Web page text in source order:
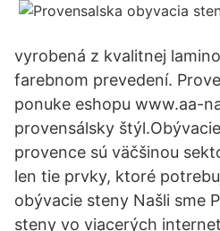
vyrobená z kvalitnej
farebnom prevedení.
ponuke eshopu www.aa-
provensálsky
provence sú väčšinou
len tie prvky, ktoré
obývacie steny Našli sme
steny vo viacerých